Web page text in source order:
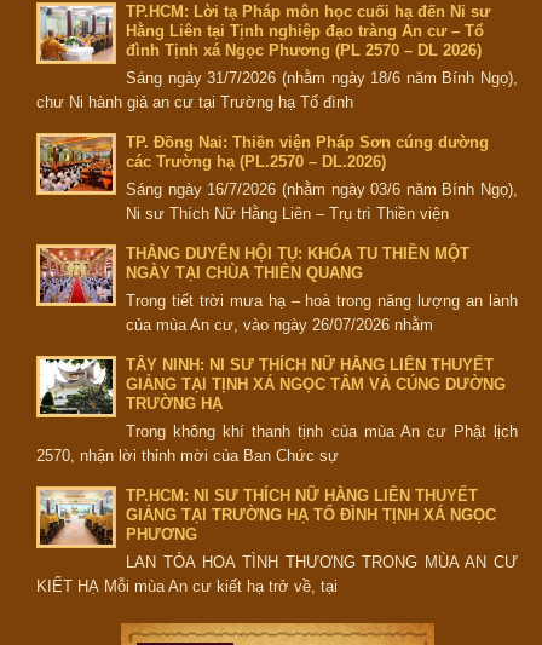
TP.HCM: Lời tạ Pháp môn học cuối hạ đến Ni sư
Hằng Liên tại Tịnh nghiệp đạo tràng An cư – Tổ
đình Tịnh xá Ngọc Phương (PL 2570 – DL 2026)
Sáng ngày 31/7/2026 (nhằm ngày 18/6 năm Bính Ngọ),
chư Ni hành giả an cư tại Trường hạ Tổ đình
TP. Đồng Nai: Thiền viện Pháp Sơn cúng dường
các Trường hạ (PL.2570 – DL.2026)
Sáng ngày 16/7/2026 (nhằm ngày 03/6 năm Bính Ngọ),
Ni sư Thích Nữ Hằng Liên – Trụ trì Thiền viện
THẮNG DUYÊN HỘI TỤ: KHÓA TU THIỀN MỘT
NGÀY TẠI CHÙA THIÊN QUANG
Trong tiết trời mưa hạ – hoà trong năng lượng an lành
của mùa An cư, vào ngày 26/07/2026 nhằm
TÂY NINH: NI SƯ THÍCH NỮ HẰNG LIÊN THUYẾT
GIẢNG TẠI TỊNH XÁ NGỌC TÂM VÀ CÚNG DƯỜNG
TRƯỜNG HẠ
Trong không khí thanh tịnh của mùa An cư Phật lịch
2570, nhận lời thỉnh mời của Ban Chức sự
TP.HCM: NI SƯ THÍCH NỮ HẰNG LIÊN THUYẾT
GIẢNG TẠI TRƯỜNG HẠ TỔ ĐÌNH TỊNH XÁ NGỌC
PHƯƠNG
LAN TỎA HOA TÌNH THƯƠNG TRONG MÙA AN CƯ
KIẾT HẠ Mỗi mùa An cư kiết hạ trở về, tại